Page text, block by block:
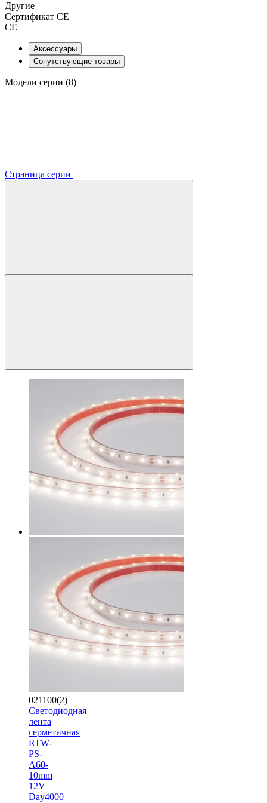
Другие
Сертификат CE
CE
Аксессуары
Сопутствующие товары
Модели серии (8)
Страница серии
021100(2)
Светодиодная
лента
герметичная
RTW-
PS-
A60-
10mm
12V
Day4000